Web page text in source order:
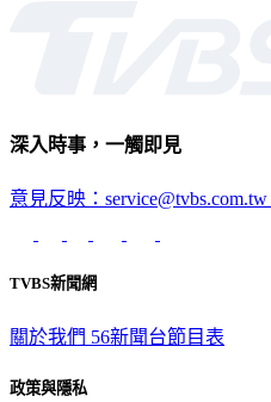
深入時事，一觸即見
意見反映：service@tvbs.com.tw
TVBS新聞網
關於我們 56新聞台節目表
政策與隱私